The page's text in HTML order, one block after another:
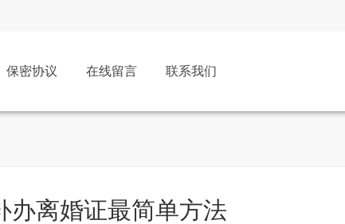
保密协议 在线留言 联系我们
办离婚证最简单方法